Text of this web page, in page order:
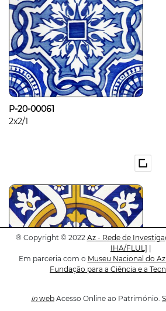
P-20-00061
2x2/1
® Copyright © 2022 Az - Rede de
IHA/FLUL]
Em parceria com o Museu Nacional do
Fundação para a Ciência e a
in web Acesso Online ao Património.